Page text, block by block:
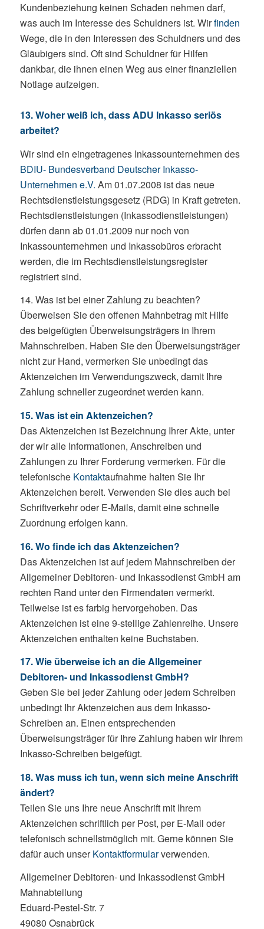
Kundenbeziehung keinen Schaden nehmen darf,
was auch im Interesse des Schuldners ist. Wirfinden
Wege, die in den Interessen des Schuldners und des
Gläubigers sind. Oft sind Schuldner für Hilfen
dankbar, die ihnen einen Weg aus einer finanziellen
Notlage aufzeigen.
13. Woher weiß ich, dass ADU Inkasso seriös
arbeitet?
Wir sind ein eingetragenes Inkassounternehmen des
BDIU- Bundesverband Deutscher Inkasso-
Unternehmen e.V. Am 01.07.2008 ist das neue
Rechtsdienstleistungsgesetz (RDG) in Kraft getreten.
Rechtsdienstleistungen (Inkassodienstleistungen)
dürfen dann ab 01.01.2009 nur noch von
Inkassounternehmen und Inkassobüros erbracht
werden, die im Rechtsdienstleistungsregister
registriert sind.
14. Was ist bei einer Zahlung zu beachten?
Überweisen Sie den offenen Mahnbetrag mit Hilfe
des beigefügten Überweisungsträgers in Ihrem
Mahnschreiben. Haben Sie den Überweisungsträger
nicht zur Hand, vermerken Sie unbedingt das
Aktenzeichen im Verwendungszweck, damit Ihre
Zahlung schneller zugeordnet werden kann.
15. Was ist ein Aktenzeichen?
Das Aktenzeichen ist Bezeichnung Ihrer Akte, unter
der wir alle Informationen, Anschreiben und
Zahlungen zu Ihrer Forderung vermerken. Für die
telefonische Kontaktaufnahme halten Sie Ihr
Aktenzeichen bereit. Verwenden Sie dies auch bei
Schriftverkehr oder E-Mails, damit eine schnelle
Zuordnung erfolgen kann.
16. Wo finde ich das Aktenzeichen?
Das Aktenzeichen ist auf jedem Mahnschreiben der
Allgemeiner Debitoren- und Inkassodienst GmbH am
rechten Rand unter den Firmendaten vermerkt.
Teilweise ist es farbig hervorgehoben. Das
Aktenzeichen ist eine 9-stellige Zahlenreihe. Unsere
Aktenzeichen enthalten keine Buchstaben.
17. Wie überweise ich an die Allgemeiner
Debitoren- und Inkassodienst GmbH?
Geben Sie bei jeder Zahlung oder jedem Schreiben
unbedingt Ihr Aktenzeichen aus dem Inkasso-
Schreiben an. Einen entsprechenden
Überweisungsträger für Ihre Zahlung haben wir Ihrem
Inkasso-Schreiben beigefügt.
18. Was muss ich tun, wenn sich meine Anschrift
ändert?
Teilen Sie uns Ihre neue Anschrift mit Ihrem
Aktenzeichen schriftlich per Post, per E-Mail oder
telefonisch schnellstmöglich mit. Gerne können Sie
dafür auch unserKontaktformularverwenden.
Allgemeiner Debitoren- und Inkassodienst GmbH
Mahnabteilung
Eduard-Pestel-Str. 7
49080 Osnabrück